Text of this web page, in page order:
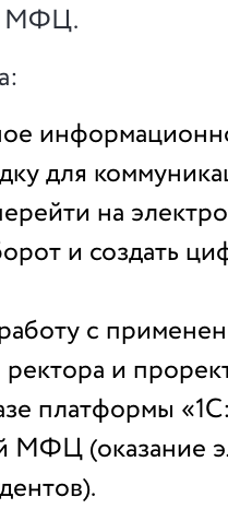
МФЦ.
для
на
и создать
с
и
платформы
МФЦ (оказание